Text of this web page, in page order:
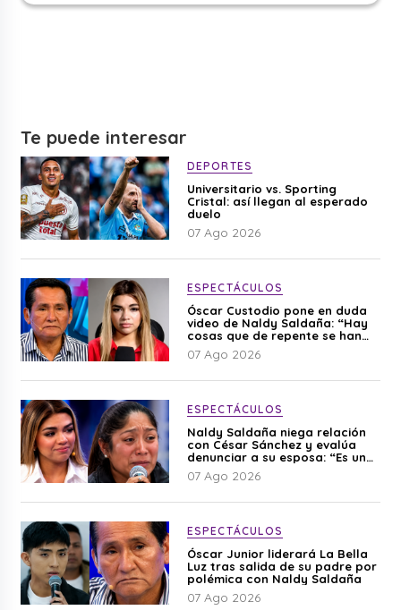
Te puede interesar
DEPORTES
Universitario vs. Sporting
Cristal: así llegan al esperado
duelo
07 Ago 2026
ESPECTÁCULOS
Óscar Custodio pone en duda
video de Naldy Saldaña: “Hay
cosas que de repente se han
editado”
07 Ago 2026
ESPECTÁCULOS
Naldy Saldaña niega relación
con César Sánchez y evalúa
denunciar a su esposa: “Es una
difamación”
07 Ago 2026
ESPECTÁCULOS
Óscar Junior liderará La Bella
Luz tras salida de su padre por
polémica con Naldy Saldaña
07 Ago 2026